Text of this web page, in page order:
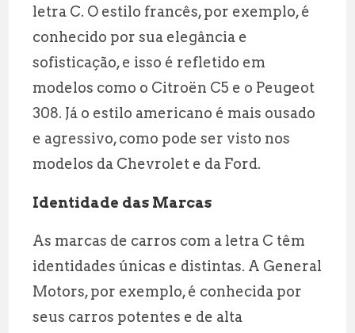
letra C. O estilo francês, por exemplo, é
conhecido por sua elegância e
sofisticação, e isso é refletido em
modelos como o Citroën C5 e o Peugeot
308. Já o estilo americano é mais ousado
e agressivo, como pode ser visto nos
modelos da Chevrolet e da Ford.
Identidade das Marcas
As marcas de carros com a letra C têm
identidades únicas e distintas. A General
Motors, por exemplo, é conhecida por
seus carros potentes e de alta